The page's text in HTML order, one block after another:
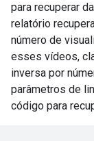
para recuperar
relatório
número de
esses vídeos,
inversa por
parâmetros de
código para